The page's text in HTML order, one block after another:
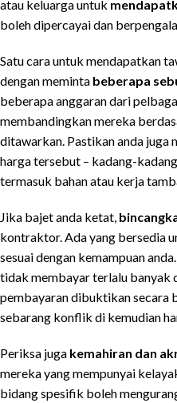
atau keluarga untuk
boleh dipercayai dan
Satu cara untuk mendapatkan
dengan meminta beberapa
beberapa anggaran dari
membandingkan mereka
ditawarkan. Pastikan anda juga
harga tersebut – kadang-
termasuk bahan atau kerja
Jika bajet anda ketat,
kontraktor. Ada yang bersedia
sesuai dengan kemampuan
tidak membayar terlalu banyak
pembayaran dibuktikan secara
sebarang konflik di kemudian
Periksa juga kemahiran dan
mereka yang mempunyai
bidang spesifik boleh